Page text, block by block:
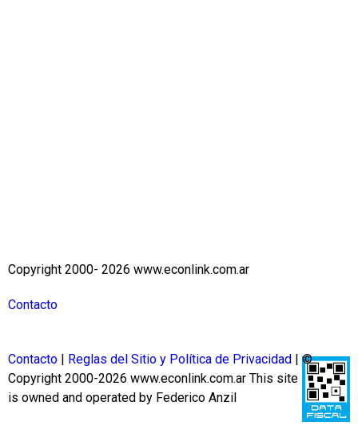
Copyright 2000- 2026 www.econlink.com.ar
Contacto
Contacto | Reglas del Sitio y Política de Privacidad | ©
Copyright 2000-2026 www.econlink.com.ar This site
is owned and operated by Federico Anzil